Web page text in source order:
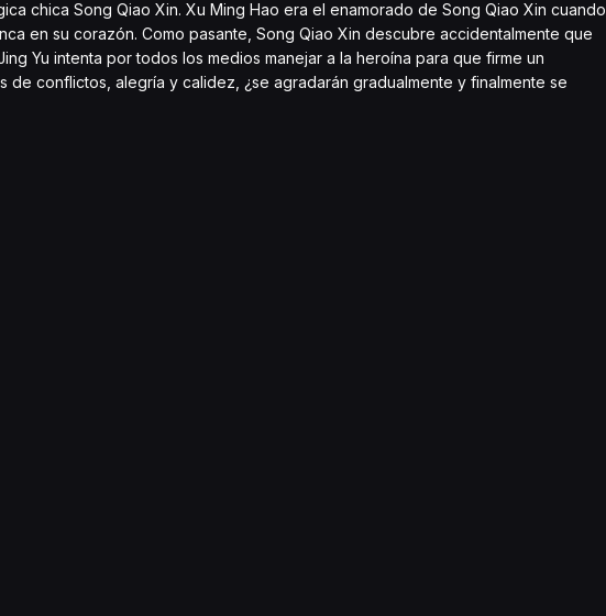
chica Song Qiao Xin. Xu Ming Hao era el enamorado de Song Qiao Xin cuando
en su corazón. Como pasante, Song Qiao Xin descubre accidentalmente que
Yu intenta por todos los medios manejar a la heroína para que firme un
conflictos, alegría y calidez, ¿se agradarán gradualmente y finalmente se